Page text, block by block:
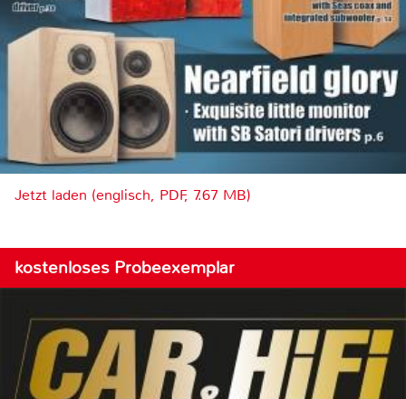
Jetzt laden (englisch, PDF, 7.67 MB)
kostenloses Probeexemplar